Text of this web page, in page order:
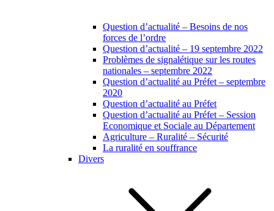
Question d’actualité – Besoins de nos
forces de l’ordre
Question d’actualité – 19 septembre 2022
Problèmes de signalétique sur les routes
nationales – septembre 2022
Question d’actualité au Préfet – septembre
2020
Question d’actualité au Préfet
Question d’actualité au Préfet – Session
Economique et Sociale au Département
Agriculture – Ruralité – Sécurité
La ruralité en souffrance
Divers